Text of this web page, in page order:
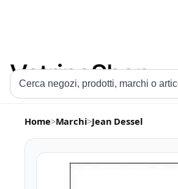
Home>Marchi>Jean Dessel